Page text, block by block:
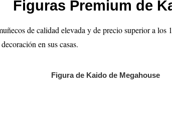
Figuras Premium de
de calidad elevada y de precio superior a
en sus casas.
Figura de Kaido de Megahouse